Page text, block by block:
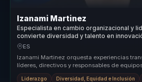
Izanami Martinez
Especialista en cambio organizacional y
convierte diversidad y talento en
mejores decisiones para organizaciones.
ES
Izanami Martinez orquesta experiencias
líderes, directivos y responsables de
atrás equ...
Liderazgo Diversidad, Equidad e Inclusión